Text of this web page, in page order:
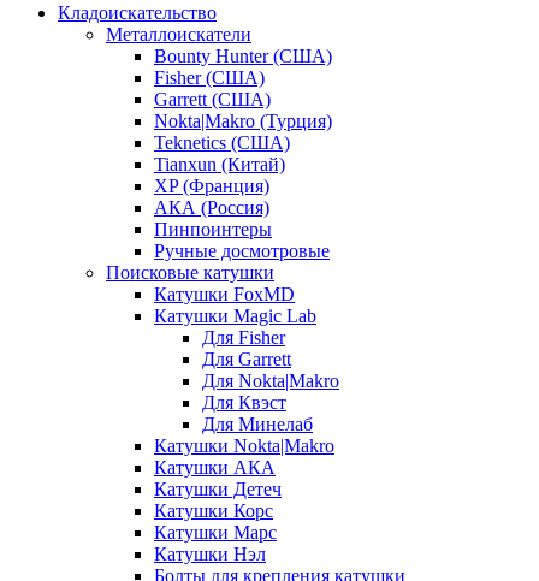
Кладоискательство
Металлоискатели
Bounty Hunter (США)
Fisher (США)
Garrett (США)
Nokta|Makro (Турция)
Teknetics (США)
Tianxun (Китай)
XP (Франция)
АКА (Россия)
Пинпоинтеры
Ручные досмотровые
Поисковые катушки
Катушки FoxMD
Катушки Magic Lab
Для Fisher
Для Garrett
Для Nokta|Makro
Для Квэст
Для Минелаб
Катушки Nokta|Makro
Катушки АКА
Катушки Детеч
Катушки Корс
Катушки Марс
Катушки Нэл
Болты для крепления катушки